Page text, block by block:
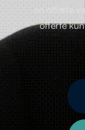
en offerte
offerte